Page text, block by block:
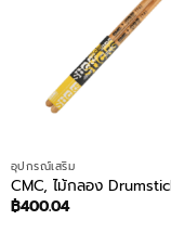
อุปกรณ์เสริม
CMC, ไม้กลอง
฿400.04